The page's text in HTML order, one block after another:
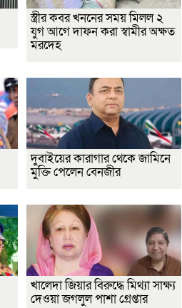
স্ত্রীর কবর খননের সময় মিলল ২
যুগ আগে দাফন করা স্বামীর অক্ষত
মরদেহ
দুবাইয়ের কারাগার থেকে জামিনে
মুক্তি পেলেন বেনজীর
খালেদা জিয়ার বিরুদ্ধে মিথ্যা সাক্ষ্য
দেওয়া জগলুল পাশা গ্রেপ্তার